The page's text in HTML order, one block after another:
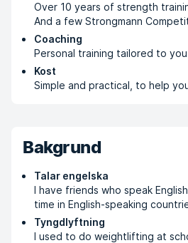
Over 10 years of strength
And a few Strongmann
Coaching
Personal training tailored to
Kost
Simple and practical, to help
Bakgrund
Talar engelska
I have friends who speak
time in English-speaking
Tyngdlyftning
I used to do weightlifting at